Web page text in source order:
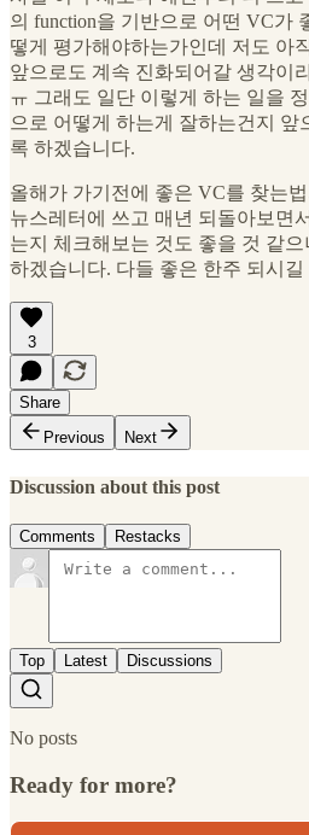
의 function을 기반으로 어떤 VC가
떻게 평가해야하는가인데 저도 아
앞으로도 계속 진화되어갈 생각이
ㅠ 그래도 일단 이렇게 하는 일을
으로 어떻게 하는게 잘하는건지 앞
록 하겠습니다.
올해가 가기전에 좋은 VC를 찾는
뉴스레터에 쓰고 매년 되돌아보면
는지 체크해보는 것도 좋을 것 같
하겠습니다. 다들 좋은 한주 되시길
3
Share
Previous
Next
Discussion about this post
Comments Restacks
Top Latest Discussions
No posts
Ready for more?